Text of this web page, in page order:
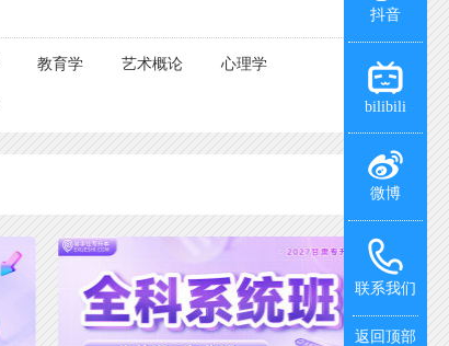
教育学 艺术概论 心理学
抖音
bilibili
微博
联系我们
返回顶部